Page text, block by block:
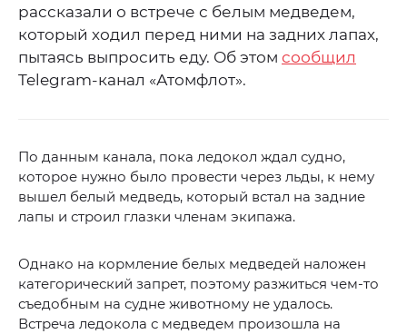
рассказали о встрече с белым медведем,
который ходил перед ними на задних лапах,
пытаясь выпросить еду. Об этом сообщил
Telegram-канал «Атомфлот».
По данным канала, пока ледокол ждал судно,
которое нужно было провести через льды, к нему
вышел белый медведь, который встал на задние
лапы и строил глазки членам экипажа.
Однако на кормление белых медведей наложен
категорический запрет, поэтому разжиться чем-то
съедобным на судне животному не удалось.
Встреча ледокола с медведем произошла на